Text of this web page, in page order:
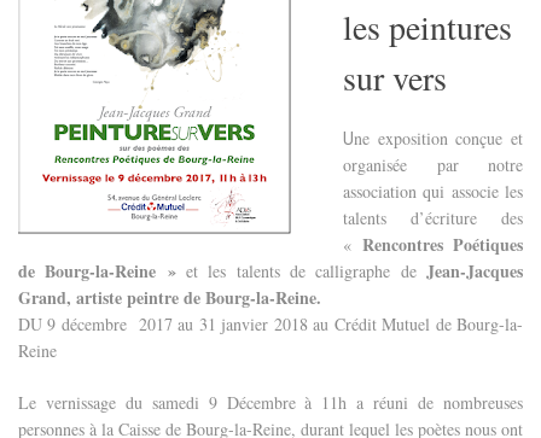
les peintures
sur vers
Une exposition conçue et
organisée par notre
association qui associe les
talents d’écriture des
« Rencontres Poétiques
de Bourg-la-Reine »et les talents de calligraphe deJean-Jacques
Grand, artiste peintre de Bourg-la-Reine.
DU 9 décembre 2017 au 31 janvier 2018 au Crédit Mutuel de Bourg-la-
Reine
Le vernissage du samedi 9 Décembre à 11h a réuni de nombreuses
personnes à la Caisse de Bourg-la-Reine, durant lequel les poètes nous ont